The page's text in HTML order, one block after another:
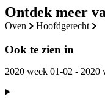
Ontdek meer
oven hoofdgerecht
Ook te zien in
2020 week 01-02 - 2020